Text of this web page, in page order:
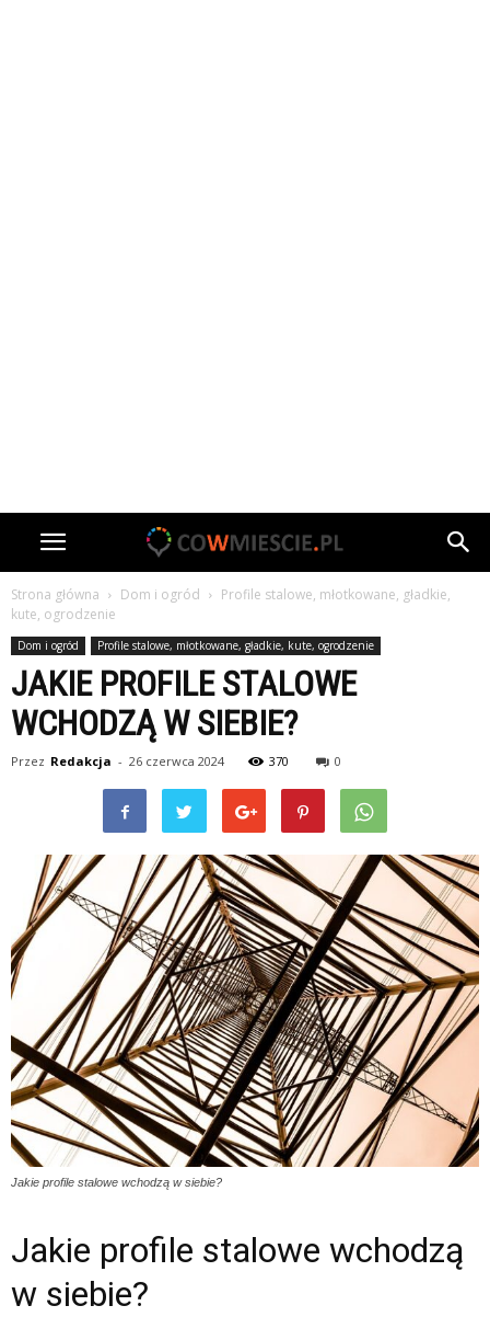
Strona główna Dom i ogród
Profile stalowe, młotkowane, gładkie,
kute, ogrodzenie
Dom i ogród Profile stalowe, młotkowane, gładkie, kute, ogrodzenie
JAKIE PROFILE STALOWE
WCHODZĄ W SIEBIE?
Przez Redakcja - 26 czerwca 2024 370 0
Jakie profile stalowe wchodzą w siebie?
Jakie profile stalowe wchodzą
w siebie?